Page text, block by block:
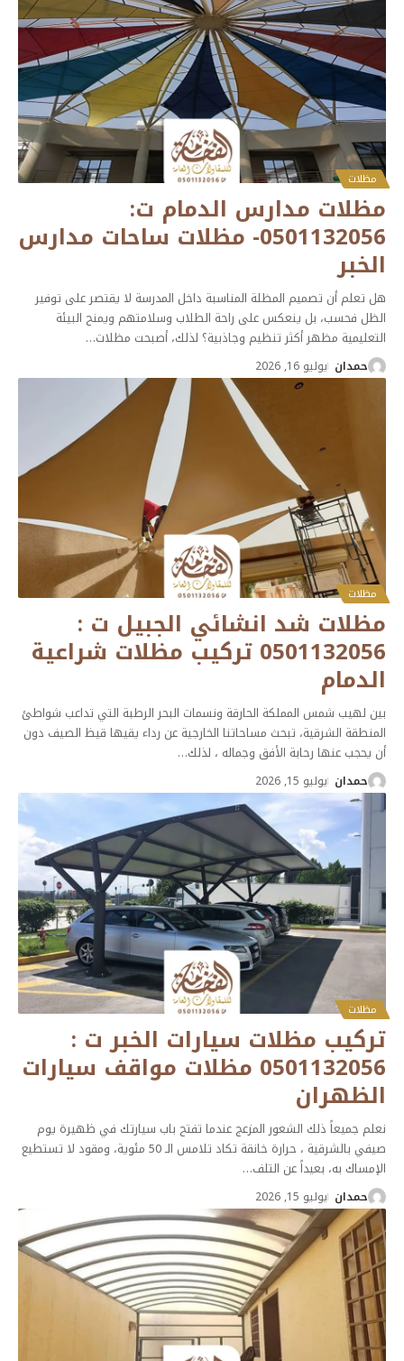
مظلات
مظلات مدارس الدمام ت:
0501132056- مظلات ساحات مدارس
الخبر
هل تعلم أن تصميم المظلة المناسبة داخل المدرسة لا يقتصر على توفير
الظل فحسب، بل ينعكس على راحة الطلاب وسلامتهم ويمنح البيئة
التعليمية مظهر أكثر تنظيم وجاذبية؟ لذلك، أصبحت مظلات…
حمدان يوليو 16, 2026
مظلات
مظلات شد انشائي الجبيل ت :
0501132056 تركيب مظلات شراعية
الدمام
بين لهيب شمس المملكة الحارقة ونسمات البحر الرطبة التي تداعب شواطئ
المنطقة الشرقية، تبحث مساحاتنا الخارجية عن رداء يقيها قيظ الصيف دون
أن يحجب عنها رحابة الأفق وجماله ، لذلك…
حمدان يوليو 15, 2026
مظلات
تركيب مظلات سيارات الخبر ت :
0501132056 مظلات مواقف سيارات
الظهران
نعلم جميعاً ذلك الشعور المزعج عندما تفتح باب سيارتك في ظهيرة يوم
صيفي بالشرقية ، حرارة خانقة تكاد تلامس الـ 50 مئوية، ومقود لا تستطيع
الإمساك به، بعيداً عن التلف…
حمدان يوليو 15, 2026